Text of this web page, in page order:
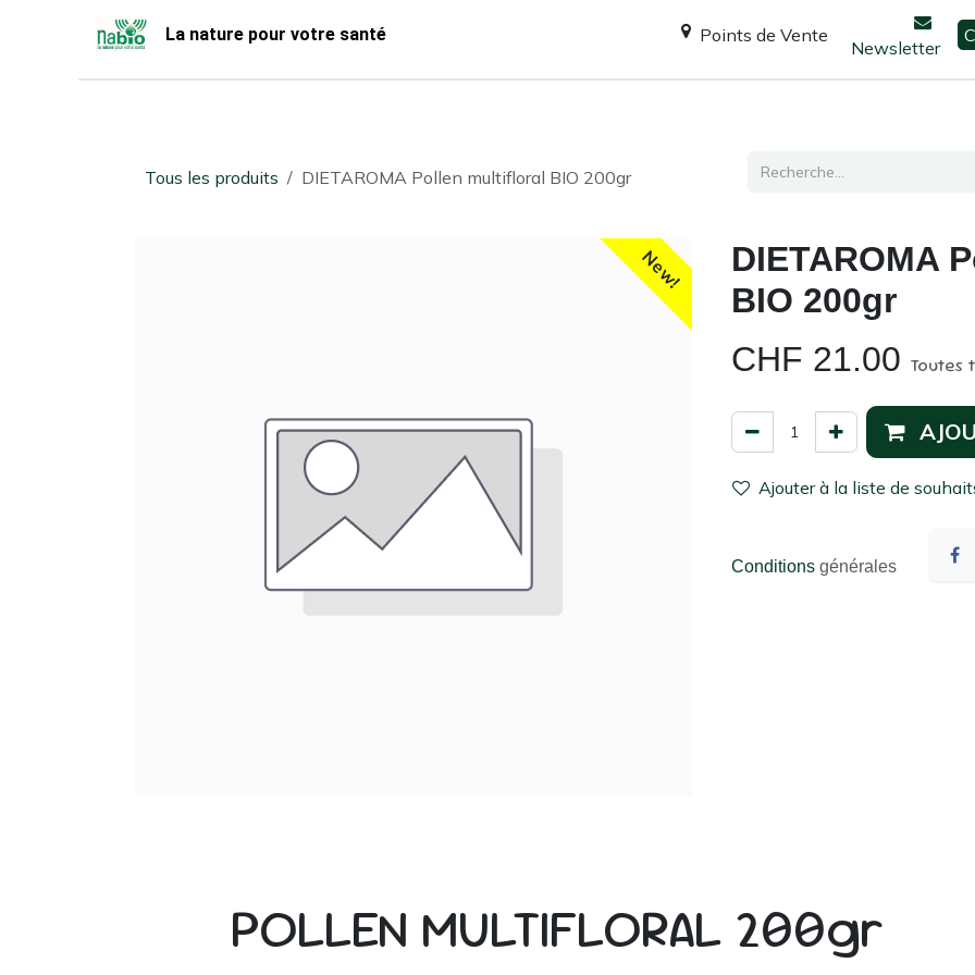
La nature pour votre santé Points de Vente
Newsletter
Tous les produits ​DIETAROMA Pollen multifloral BIO 200gr
New!
​DIETAROMA
BIO 200gr
CHF 21.00 Toutes
Ajouter à la liste de
Conditions générales
POLLEN MULTIFLORAL 200gr